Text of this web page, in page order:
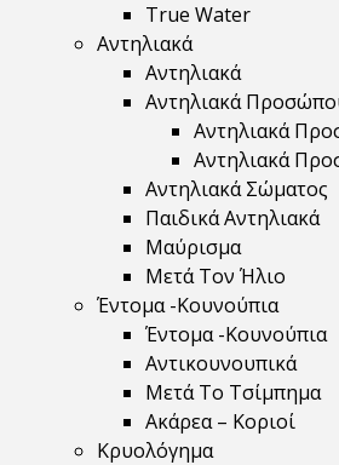
True Water
Αντηλιακά
Αντηλιακά
Αντηλιακά
Αντηλιακά
Αντηλιακά
Αντηλιακά Σώματος
Παιδικά Αντηλιακά
Μαύρισμα
Mετά Τον Ήλιο
Έντομα -Κουνούπια
Έντομα -Κουνούπια
Αντικουνουπικά
Μετά Το Τσίμπημα
Ακάρεα – Κοριοί
Κρυολόγημα